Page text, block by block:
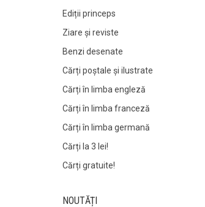
Ediții princeps
Ziare şi reviste
Benzi desenate
Cărți poștale și ilustrate
Cărți în limba engleză
Cărți în limba franceză
Cărți în limba germană
Cărți la 3 lei!
Cărți gratuite!
NOUTĂȚI